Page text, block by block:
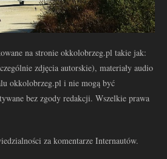
na stronie okkolobrzeg.pl takie jak:
zdjęcia autorskie), materiały audio
okkolobrzeg.pl i nie mogą być
bez zgody redakcji. Wszelkie prawa
za komentarze Internautów.